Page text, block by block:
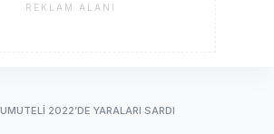
REKLAM ALANI
UMUTELI 2022’DE YARALARI SARDI